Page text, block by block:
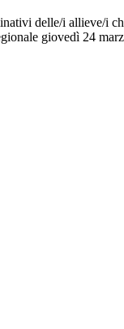
delle/i allieve/i
giovedì 24